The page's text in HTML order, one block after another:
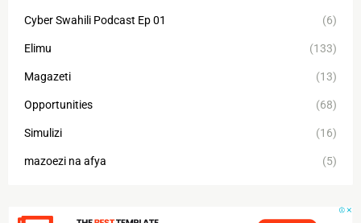
Cyber Swahili Podcast Ep 01 (6)
Elimu (133)
Magazeti (13)
Opportunities (68)
Simulizi (16)
mazoezi na afya (5)